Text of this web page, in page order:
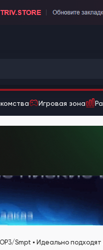
Игровая зона
Smpt ⦁ Идеально